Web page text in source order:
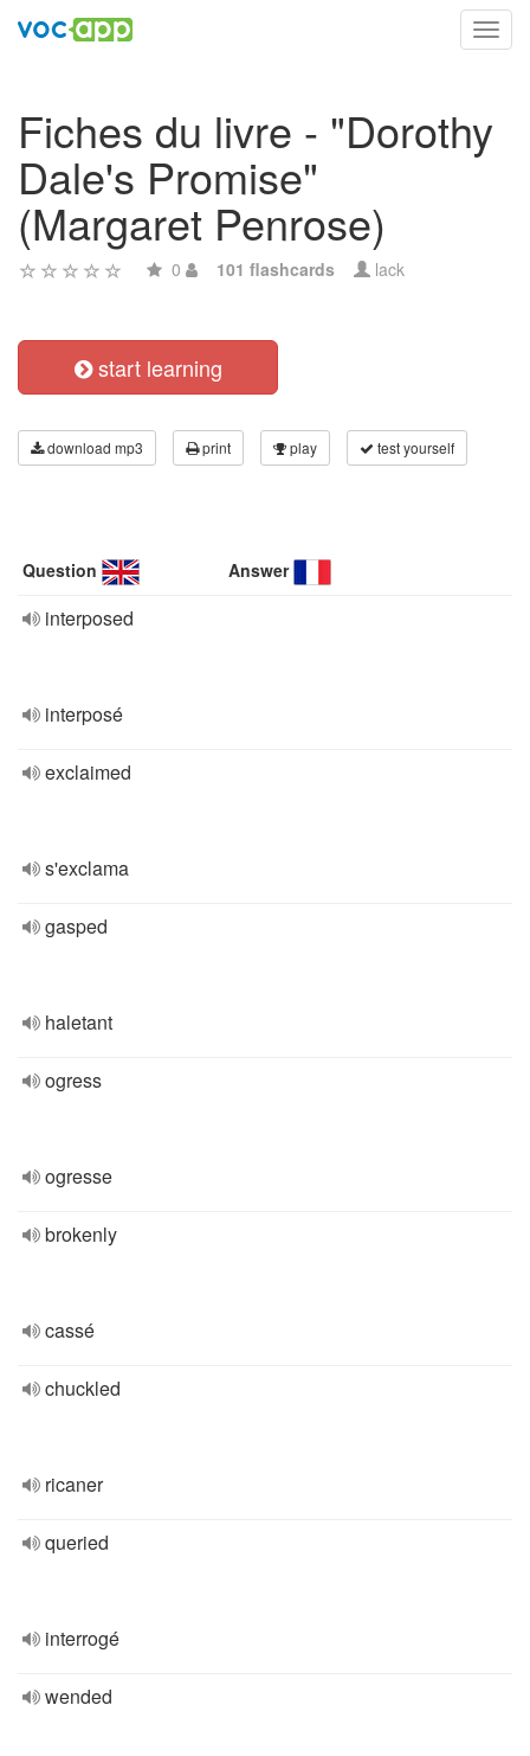
Fiches du livre - "Dorothy
Dale's Promise"
(Margaret Penrose)
0 101 flashcards lack
start learning
download mp3 print play test yourself
Question Answer
interposed
interposé
exclaimed
s'exclama
gasped
haletant
ogress
ogresse
brokenly
cassé
chuckled
ricaner
queried
interrogé
wended